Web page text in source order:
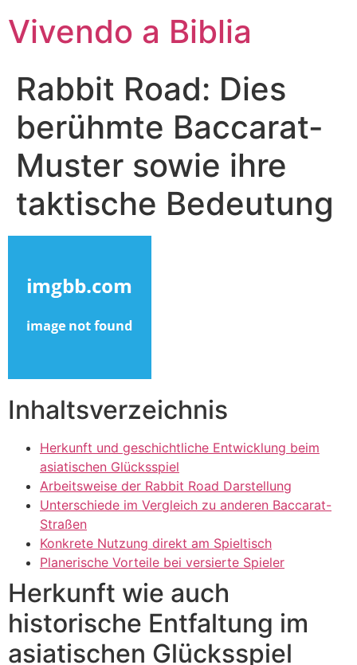
Vivendo a Biblia
Rabbit Road: Dies
berühmte Baccarat-
Muster sowie ihre
taktische Bedeutung
Inhaltsverzeichnis
Herkunft und geschichtliche Entwicklung beim
asiatischen Glücksspiel
Arbeitsweise der Rabbit Road Darstellung
Unterschiede im Vergleich zu anderen Baccarat-
Straßen
Konkrete Nutzung direkt am Spieltisch
Planerische Vorteile bei versierte Spieler
Herkunft wie auch
historische Entfaltung im
asiatischen Glücksspiel